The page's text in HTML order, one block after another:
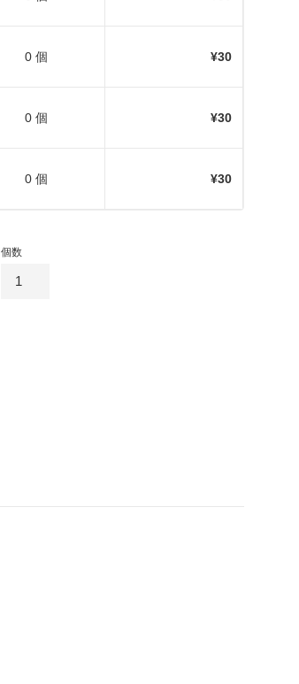
0 個 ¥30
0 個 ¥30
0 個 ¥30
個数